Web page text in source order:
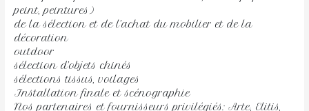
peint, peintures)
de la sélection et de l’achat du mobilier et de la
décoration
outdoor
sélection d’objets chinés
sélections tissus, voilages
Installation finale et scénographie
Nos partenaires et fournisseurs privilégiés: Arte, Elitis,